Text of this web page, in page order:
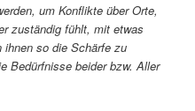
um Konflikte über Orte,
zuständig fühlt, mit etwas
so die Schärfe zu
Bedürfnisse beider bzw. Aller